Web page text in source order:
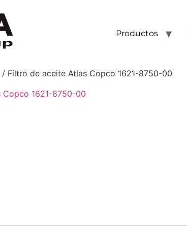
Productos
/ Filtro de aceite Atlas Copco 1621-8750-00